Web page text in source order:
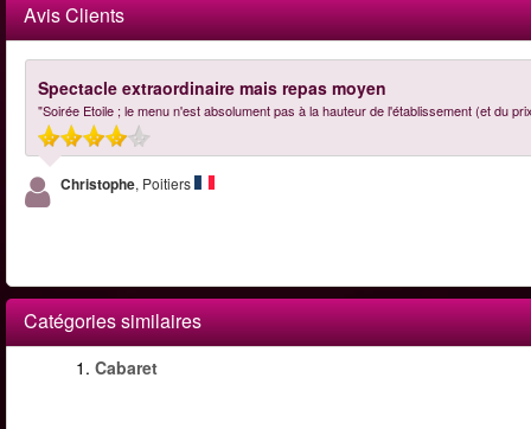
Avis Clients
Spectacle extraordinaire mais repas moyen
"Soirée Etoile ; le menu n'est absolument pas à la hauteur de l'établissement (et du
Christophe, Poitiers
Catégories similaires
1. Cabaret